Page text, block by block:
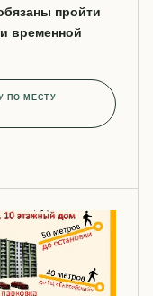
пройти
временной
ПО МЕСТУ